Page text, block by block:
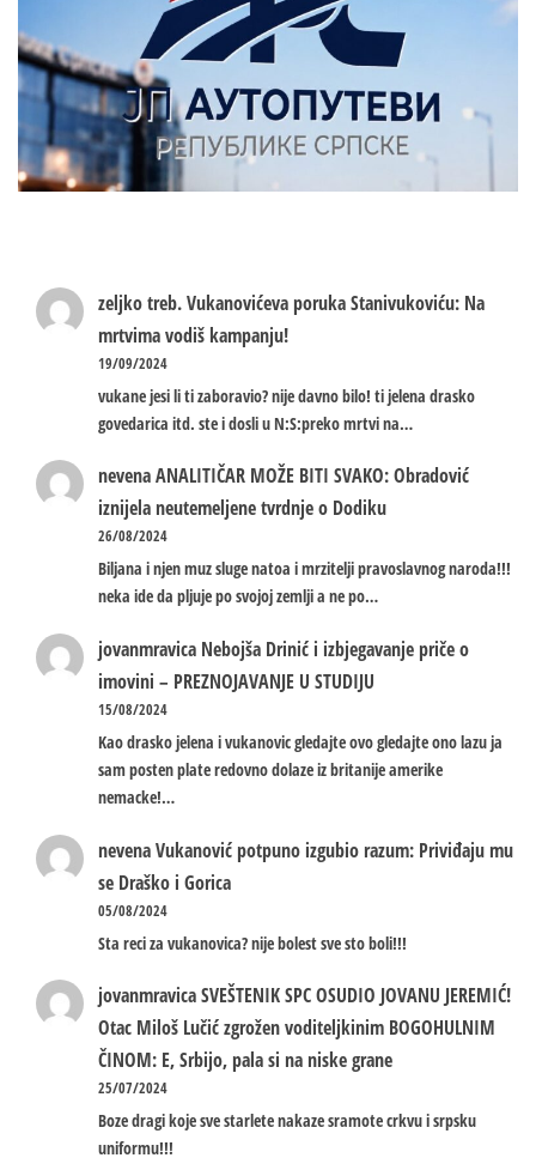
zeljko treb.Vukanovićeva poruka Stanivukoviću: Na
mrtvima vodiš kampanju!
19/09/2024
vukane jesi li ti zaboravio? nije davno bilo! ti jelena drasko
govedarica itd. ste i dosli u N:S:preko mrtvi na…
nevenaANALITIČAR MOŽE BITI SVAKO: Obradović
iznijela neutemeljene tvrdnje o Dodiku
26/08/2024
Biljana i njen muz sluge natoa i mrzitelji pravoslavnog naroda!!!
neka ide da pljuje po svojoj zemlji a ne po…
jovanmravica Nebojša Drinić i izbjegavanje priče o
imovini – PREZNOJAVANJE U STUDIJU
15/08/2024
Kao drasko jelena i vukanovic gledajte ovo gledajte ono lazu ja
sam posten plate redovno dolaze iz britanije amerike
nemacke!…
nevenaVukanović potpuno izgubio razum: Priviđaju mu
se Draško i Gorica
05/08/2024
Sta reci za vukanovica? nije bolest sve sto boli!!!
jovanmravicaSVEŠTENIK SPC OSUDIO JOVANU JEREMIĆ!
Otac Miloš Lučić zgrožen voditeljkinim BOGOHULNIM
ČINOM: E, Srbijo, pala si na niske grane
25/07/2024
Boze dragi koje sve starlete nakaze sramote crkvu i srpsku
uniformu!!!